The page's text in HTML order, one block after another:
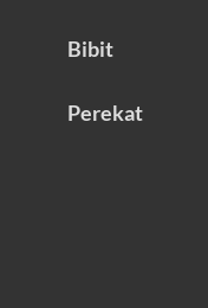
Bibit
Perekat